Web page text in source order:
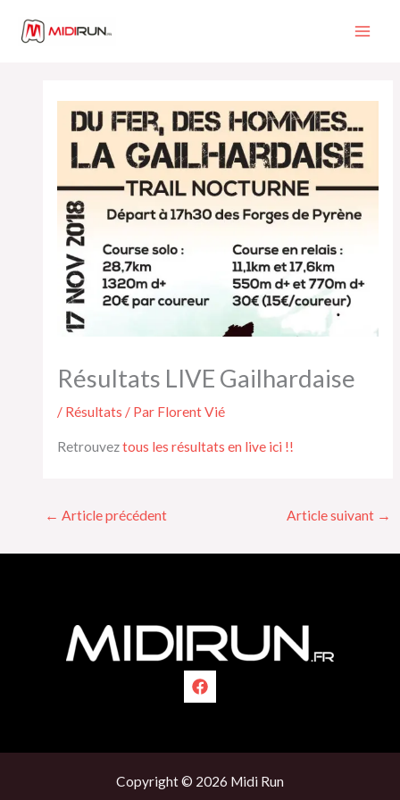
Résultats LIVE Gailhardaise
/ Résultats / Par Florent Vié
Retrouveztous les résultats en live ici !!
← Article précédent Article suivant →
Copyright © 2026 Midi Run